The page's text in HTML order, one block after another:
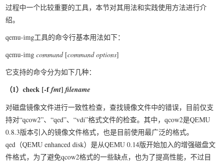
战与原理解析》
关于本博客
过程中一个比较重要的工具，本节对其用法和实践使用方法进行介
绍。
qemu-img工具的命令行基本用法如下：
qemu-imgcommand[command options]
它支持的命令分为如下几种：
（1）check [-ffmt]filename
对磁盘镜像文件进行一致性检查，查找镜像文件中的错误，目前仅支
持对“qcow2”、“qed”、“vdi”格式文件的检查。其中，qcow2是QEMU
0.8.3版本引入的镜像文件格式，也是目前使用最广泛的格式。
qed（QEMU enhanced disk）是从QEMU 0.14版开始加入的增强磁盘文
件格式，为了避免qcow2格式的一些缺点，也为了提高性能，不过目